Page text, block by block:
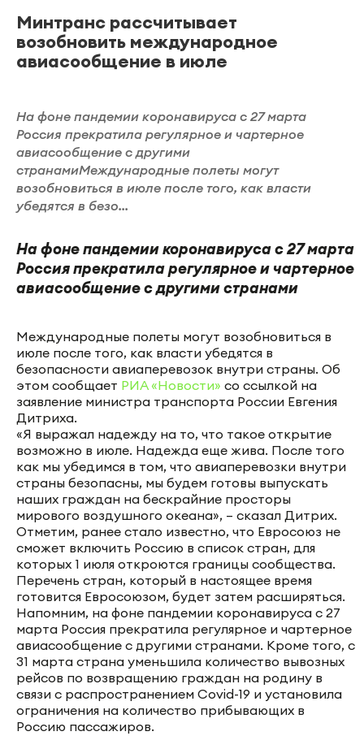
Минтранс рассчитывает
возобновить международное
авиасообщение в июле
На фоне пандемии коронавируса с 27 марта
Россия прекратила регулярное и чартерное
авиасообщение с другими
странамиМеждународные полеты могут
возобновиться в июле после того, как власти
убедятся в безо...
На фоне пандемии коронавируса с 27 марта
Россия прекратила регулярное и чартерное
авиасообщение с другими странами
Международные полеты могут возобновиться в
июле после того, как власти убедятся в
безопасности авиаперевозок внутри страны. Об
этом сообщает РИА «Новости» со ссылкой на
заявление министра транспорта России Евгения
Дитриха.
«Я выражал надежду на то, что такое открытие
возможно в июле. Надежда еще жива. После того
как мы убедимся в том, что авиаперевозки внутри
страны безопасны, мы будем готовы выпускать
наших граждан на бескрайние просторы
мирового воздушного океана», – сказал Дитрих.
Отметим, ранее стало известно, что Евросоюз не
сможет включить Россию в список стран, для
которых 1 июля откроются границы сообщества.
Перечень стран, который в настоящее время
готовится Евросоюзом, будет затем расширяться.
Напомним, на фоне пандемии коронавируса с 27
марта Россия прекратила регулярное и чартерное
авиасообщение с другими странами. Кроме того, с
31 марта страна уменьшила количество вывозных
рейсов по возвращению граждан на родину в
связи с распространением Covid-19 и установила
ограничения на количество прибывающих в
Россию пассажиров.